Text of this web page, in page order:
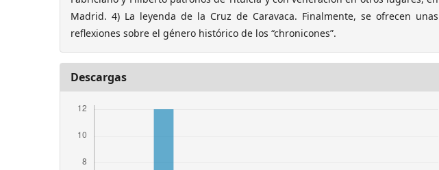
Madrid. 4) La leyenda de la Cruz de Caravaca. Finalmente, se ofrecen unas
reflexiones sobre el género histórico de los “chronicones”.
Descargas